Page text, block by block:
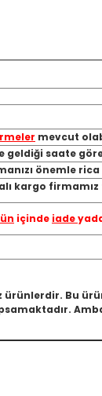
mevcut
saate
önemle rica
kargo
içinde iade
Bu